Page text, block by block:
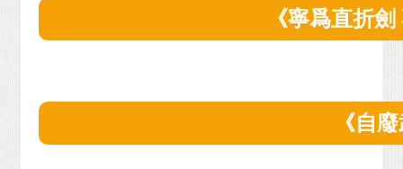
《寧爲直折
《自